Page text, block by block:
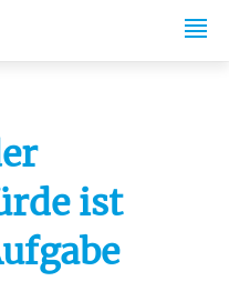
ist